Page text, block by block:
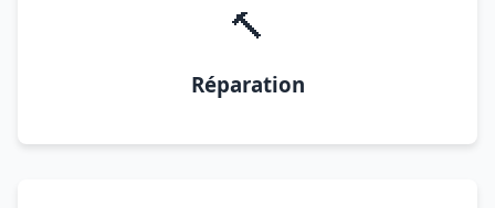
🔨
Réparation